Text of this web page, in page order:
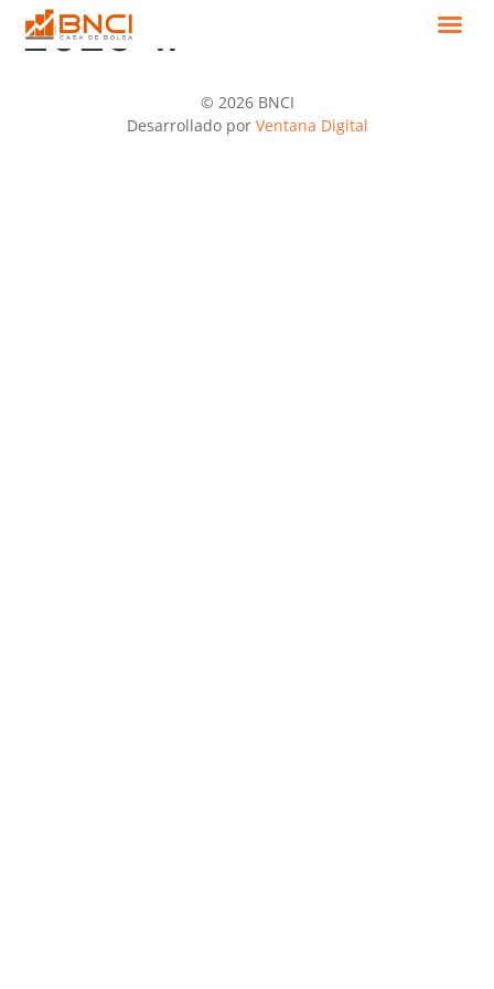
2025-II
© 2026 BNCI
Desarrollado por Ventana Digital